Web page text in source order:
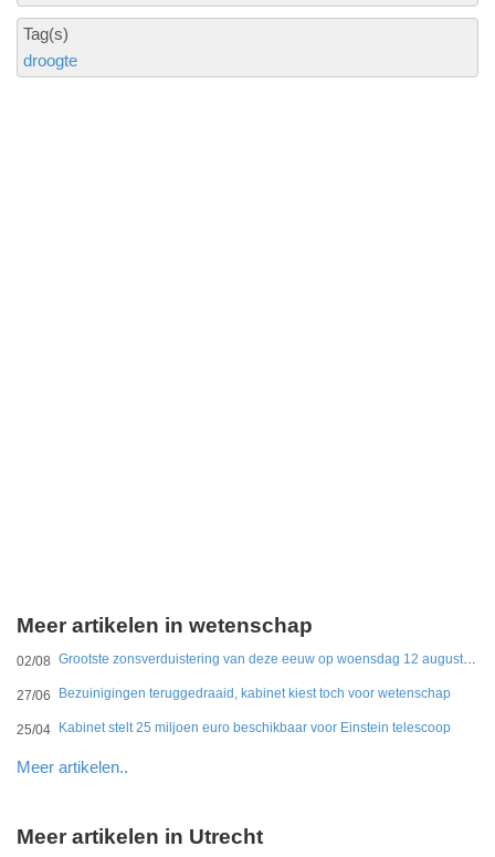
Tag(s)
droogte
Meer artikelen in wetenschap
02/08 Grootste zonsverduistering van deze eeuw op woensdag 12 augustus te zien
27/06 Bezuinigingen teruggedraaid, kabinet kiest toch voor wetenschap
25/04 Kabinet stelt 25 miljoen euro beschikbaar voor Einstein telescoop
Meer artikelen..
Meer artikelen in Utrecht